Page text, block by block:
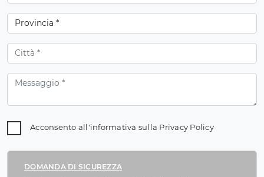
Acconsento all'informativa sulla Privacy Policy
DOMANDA DI SICUREZZA